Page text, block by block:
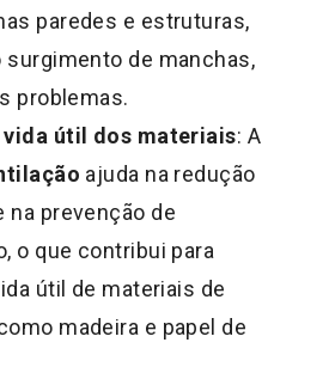
paredes e estruturas,
surgimento de manchas,
problemas.
vida útil dos materiais: A
ajuda na redução
na prevenção de
o que contribui para
útil de materiais de
madeira e papel de